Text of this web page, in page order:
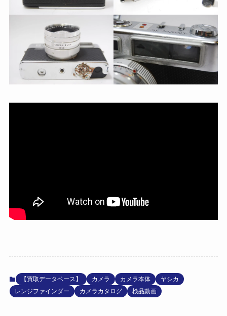
【買取データベース】 カメラ カメラ本体
ヤシカ
レンジファインダー
カメラカタログ 検品動画